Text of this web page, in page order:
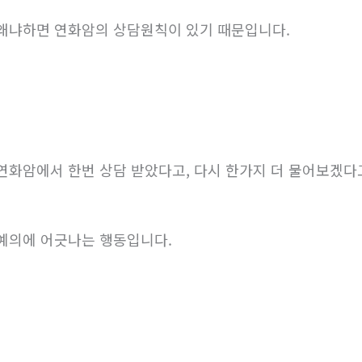
냐하면 연화암의 상담원칙이 있기 때문입니다.
화암에서 한번 상담 받았다고, 다시 한가지 더 물어보겠
의에 어긋나는 행동입니다.